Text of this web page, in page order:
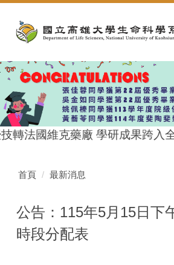
內
容
區
轉法國維克藥廠 學研成果跨入
首頁 最新消息
公告：115年5月15日下
時段分配表